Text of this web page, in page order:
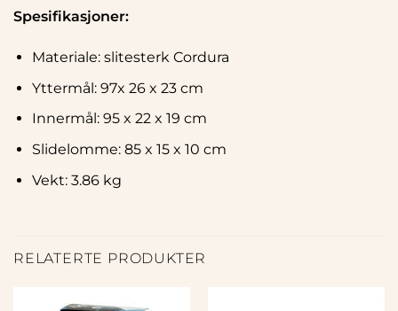
Spesifikasjoner:
Materiale: slitesterk Cordura
Yttermål: 97x 26 x 23 cm
Innermål: 95 x 22 x 19 cm
Slidelomme: 85 x 15 x 10 cm
Vekt: 3.86 kg
RELATERTE PRODUKTER